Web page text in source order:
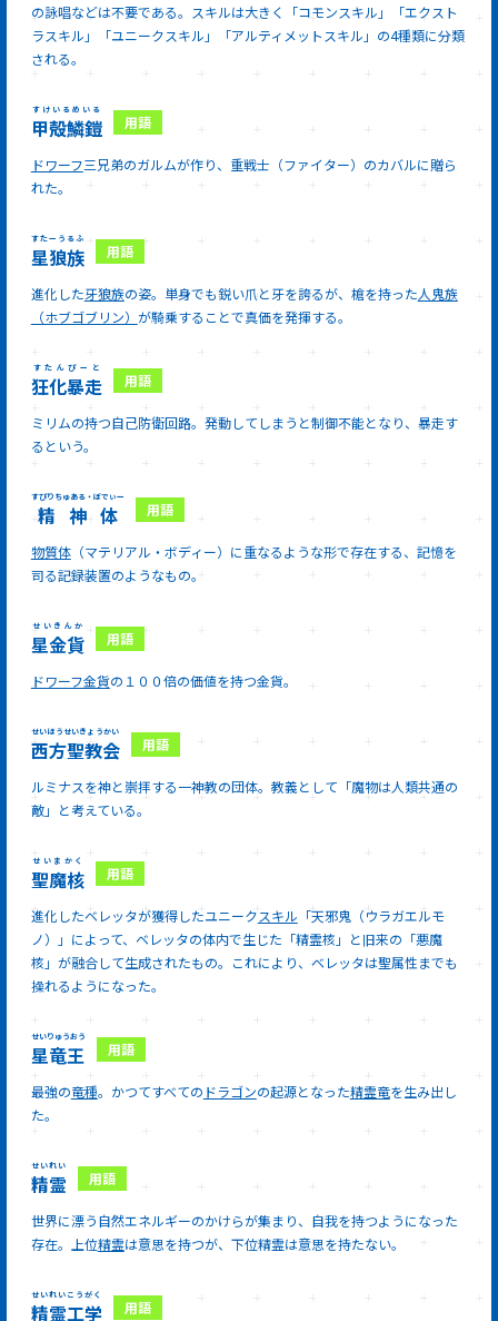
の詠唱などは不要である。スキルは大きく「コモンスキル」「エクスト
ラスキル」「ユニークスキル」「アルティメットスキル」の4種類に分類
される。
甲殻鱗鎧
すけいるめいる
ドワーフ三兄弟のガルムが作り、重戦士（ファイター）のカバルに贈ら
れた。
星狼族
すたーうるふ
進化した牙狼族の姿。単身でも鋭い爪と牙を誇るが、槍を持った人鬼族
（ホブゴブリン） が騎乗することで真価を発揮する。
狂化暴走
すたんぴーと
ミリムの持つ自己防衛回路。発動してしまうと制御不能となり、暴走す
るという。
精神体
すぴりちゅある・ぼでぃー
物質体（マテリアル・ボディー）に重なるような形で存在する、記憶を
司る記録装置のようなもの。
星金貨
せいきんか
ドワーフ金貨の１００倍の価値を持つ金貨。
西方聖教会
せいほうせいきょうかい
ルミナスを神と崇拝する一神教の団体。教義として「魔物は人類共通の
敵」と考えている。
聖魔核
せいまかく
進化したベレッタが獲得したユニークスキル 「天邪鬼（ウラガエルモ
ノ）」によって、ベレッタの体内で生じた「精霊核」と旧来の「悪魔
核」が融合して生成されたもの。これにより、ベレッタは聖属性までも
操れるようになった。
星竜王
せいりゅうおう
最強の竜種。かつてすべての ドラゴンの起源となった精霊竜を生み出し
た。
精霊
せいれい
世界に漂う自然エネルギーのかけらが集まり、自我を持つようになった
存在。上位精霊は意思を持つが、下位精霊は意思を持たない。
精霊工学
せいれいこうがく